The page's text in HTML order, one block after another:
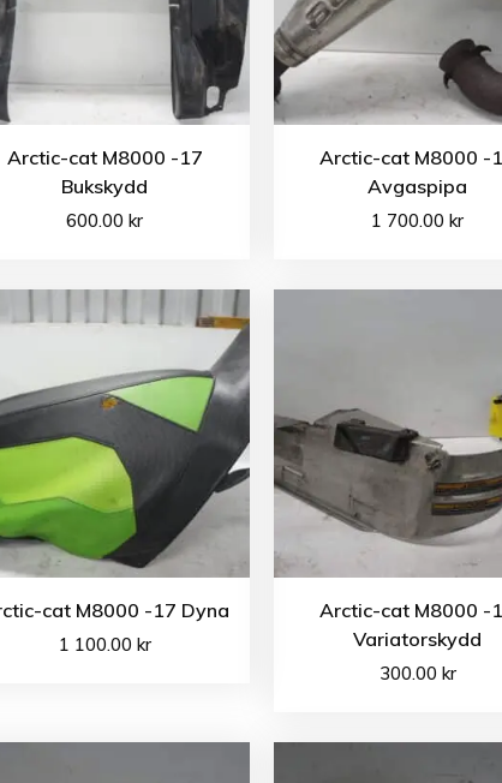
Arctic-cat M8000 -17
Bukskydd
600.00kr
Arctic-cat M8000 -
Avgaspipa
1 700.00kr
cat M8000 -17 Dyna
1 100.00 kr
Arctic-cat M8000 -
Variatorskydd
300.00 kr